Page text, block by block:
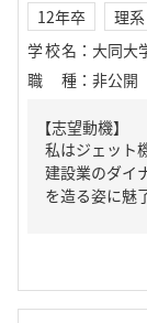
12年卒 理系
学校名 ： 大同大
職種 ： 非公開
【志望動機】
私はジェット
建設業のダイ
を造る姿に魅